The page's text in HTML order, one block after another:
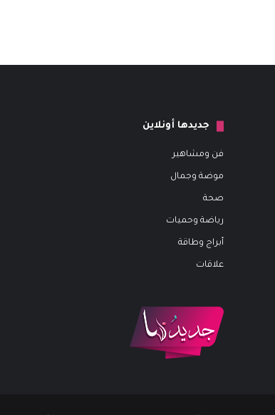
جديدها أونلاين
فن ومشاهير
موضة وجمال
صحة
رياضة وحميات
أبراج وطاقة
علاقات